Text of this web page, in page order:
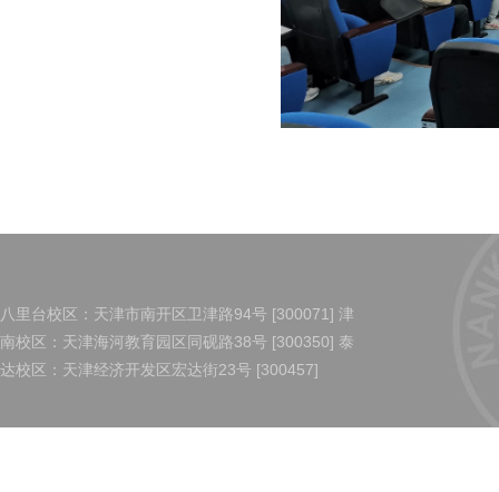
八里台校区：天津市南开区卫津路94号 [300071] 津
南校区：天津海河教育园区同砚路38号 [300350] 泰
达校区：天津经济开发区宏达街23号 [300457]